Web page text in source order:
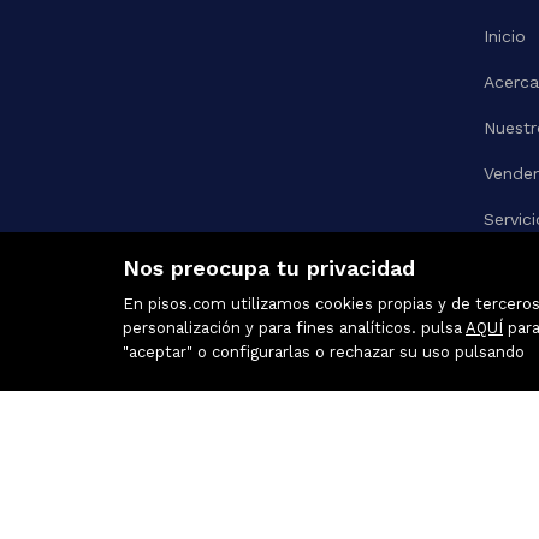
Nos preocupa tu privacidad
En pisos.com utilizamos cookies propias y de
personalización y para fines analíticos. pulsa AQUÍ
"aceptar" o configurarlas o rechazar su uso pulsando
Inicio